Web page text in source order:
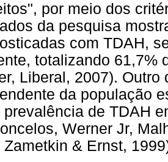
por meio dos
da pesquisa
com TDAH,
totalizando 61,7%
Liberal, 2007).
da população
prevalência de TDAH
Werner Jr,
Zametkin & Ernst,